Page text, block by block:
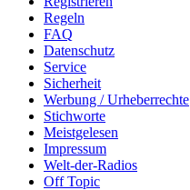
Regeln
FAQ
Datenschutz
Service
Sicherheit
Werbung / Urheberrechte
Stichworte
Meistgelesen
Impressum
Welt-der-Radios
Off Topic